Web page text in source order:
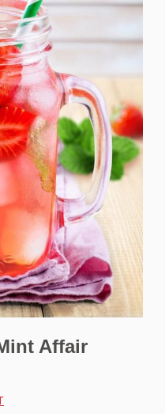
Affair